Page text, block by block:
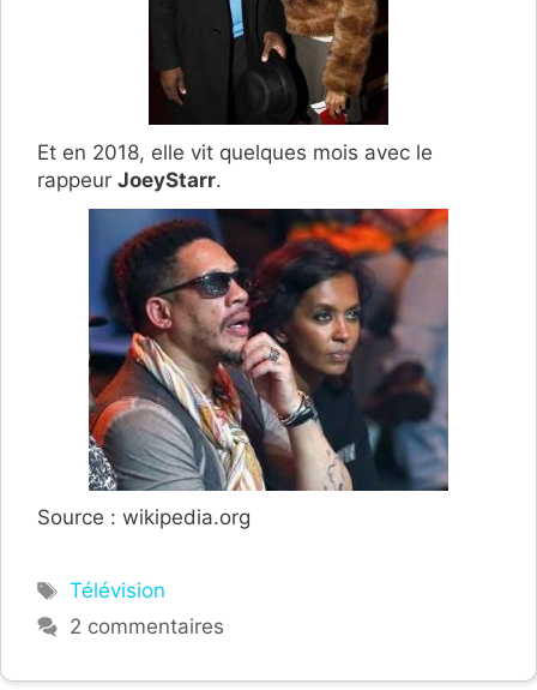
Et en 2018, elle vit quelques mois avec le
rappeur JoeyStarr.
Source : wikipedia.org
Étiquettes
Télévision
2 commentaires